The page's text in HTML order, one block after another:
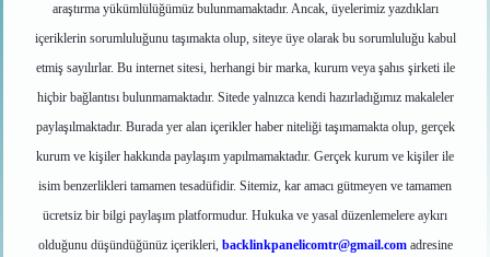
araştırma yükümlülüğümüz bulunmamaktadır. Ancak, üyelerimiz yazdıkları
içeriklerin sorumluluğunu taşımakta olup, siteye üye olarak bu sorumluluğu kabul
etmiş sayılırlar. Bu internet sitesi, herhangi bir marka, kurum veya şahıs şirketi ile
hiçbir bağlantısı bulunmamaktadır. Sitede yalnızca kendi hazırladığımız makaleler
paylaşılmaktadır. Burada yer alan içerikler haber niteliği taşımamakta olup, gerçek
kurum ve kişiler hakkında paylaşım yapılmamaktadır. Gerçek kurum ve kişiler ile
isim benzerlikleri tamamen tesadüfidir. Sitemiz, kar amacı gütmeyen ve tamamen
ücretsiz bir bilgi paylaşım platformudur. Hukuka ve yasal düzenlemelere aykırı
olduğunu düşündüğünüz içerikleri, backlinkpanelicomtr@gmail.comadresine